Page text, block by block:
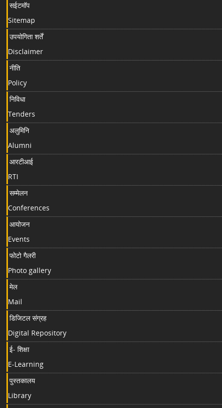
सईटमॉप
Sitemap
उपयोगिता शर्तें
Disclaimer
नीति
Policy
निविधा
Tenders
अलुमिनि
Alumni
आरटीआई
RTI
सम्मेलन
Conferences
आयोजन
Events
फोटो गैलरी
Photo gallery
मेल
Mail
डिजिटल संग्रह
Digital Repository
ई- शिक्षा
E-Learning
पुस्तकालय
Library